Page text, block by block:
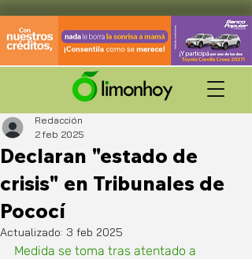
Declaran "estado de
crisis" en Tribunales de
Pococí
Redacción
2 feb 2025
Actualizado: 3 feb 2025
Medida se toma tras atentado a